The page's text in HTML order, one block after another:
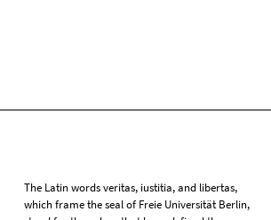
The Latin words veritas, iustitia, and libertas,
which frame the seal of Freie Universität Berlin,